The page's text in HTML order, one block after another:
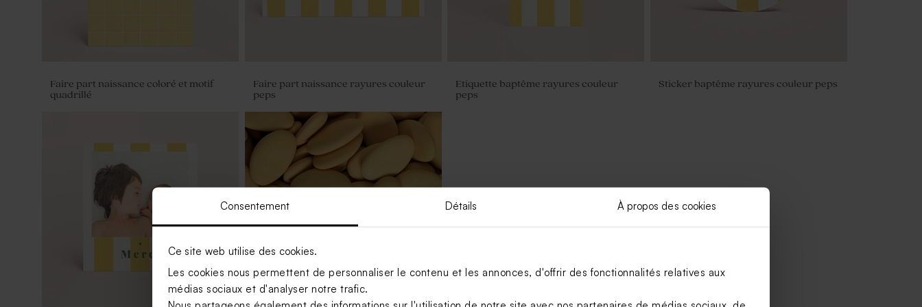
Consentement Détails À propos des cookies
Ce site web utilise des cookies.
Les cookies nous permettent de personnaliser le contenu et les annonces, d'offrir des fonctionnalités relatives aux
médias sociaux et d'analyser notre trafic.
Faire part naissance coloré et motif
quadrillé
Faire part naissance rayures couleur
peps
Etiquette baptême rayures couleur
peps
Sticker baptême rayures couleur peps